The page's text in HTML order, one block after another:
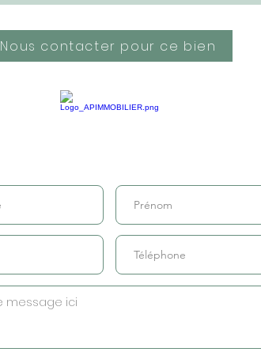
Nous contacter pour ce bien